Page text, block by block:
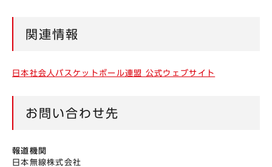
関連情報
日本社会人バスケットボール連盟 公式ウェブサイト
お問い合わせ先
報道機関
日本無線株式会社